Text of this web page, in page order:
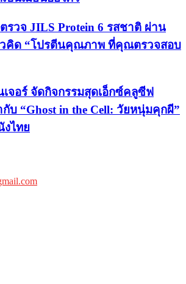
รวจ JILS Protein 6 รสชาติ ผ่าน
คิด “โปรตีนคุณภาพ ที่คุณตรวจสอบ
เจอร์ จัดกิจกรรมสุดเอ็กซ์คลูซีฟ
บ “Ghost in the Cell: วัยหนุ่มคุกผี”
ไทย